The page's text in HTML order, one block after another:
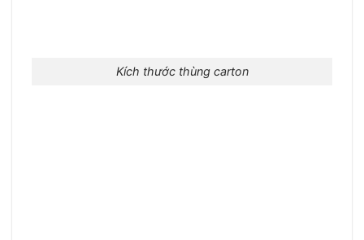
Kích thước thùng carton